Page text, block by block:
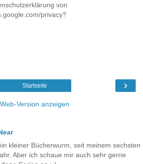
von
privacy?
›
Startseite
Web-Version anzeigen
kleiner Bücherwurm, seit meinem sechsten
Aber ich schaue mir auch sehr gerne